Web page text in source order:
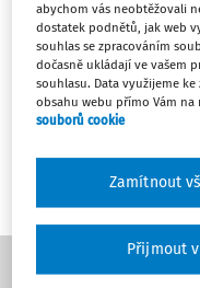
Filtr
abychom vás neobtěžovali
dostatek podnětů, jak web
souhlas se zpracováním
dočasně ukládají ve vašem
souhlasu. Data využijeme
obsahu webu přímo Vám na
souborů cookie
Zamítnout
Přijmout